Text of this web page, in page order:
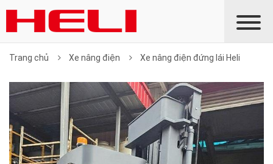
Trang chủ Xe nâng điện Xe nâng điện đứng lái Heli